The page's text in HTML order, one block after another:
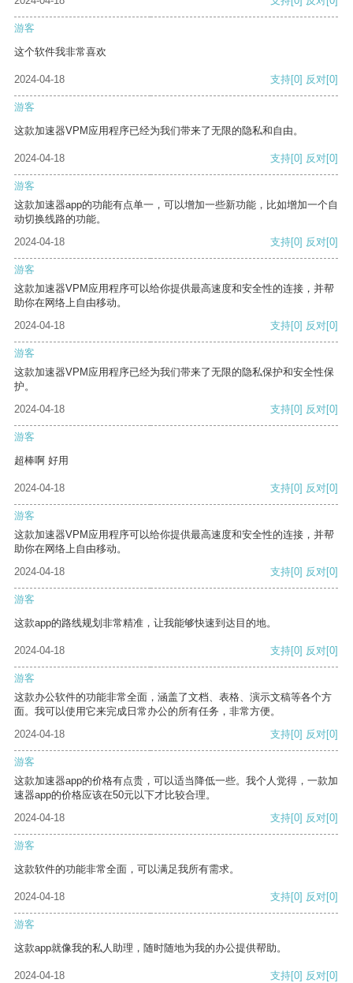
游客
这个软件我非常喜欢
2024-04-18 支持[0] 反对[0]
游客
这款加速器VPM应用程序已经为我们带来了无限的隐私和自由。
2024-04-18 支持[0] 反对[0]
游客
这款加速器app的功能有点单一，可以增加一些新功能，比如增加一个自
动切换线路的功能。
2024-04-18
支持[0] 反对[0]
游客
这款加速器VPM应用程序可以给你提供最高速度和安全性的连接，并帮
助你在网络上自由移动。
2024-04-18
支持[0] 反对[0]
游客
这款加速器VPM应用程序已经为我们带来了无限的隐私保护和安全性保
护。
2024-04-18
支持[0] 反对[0]
游客
超棒啊 好用
2024-04-18 支持[0] 反对[0]
游客
这款加速器VPM应用程序可以给你提供最高速度和安全性的连接，并帮
助你在网络上自由移动。
2024-04-18
支持[0] 反对[0]
游客
这款app的路线规划非常精准，让我能够快速到达目的地。
2024-04-18 支持[0] 反对[0]
游客
这款办公软件的功能非常全面，涵盖了文档、表格、演示文稿等各个方
面。我可以使用它来完成日常办公的所有任务，非常方便。
2024-04-18
支持[0] 反对[0]
游客
这款加速器app的价格有点贵，可以适当降低一些。我个人觉得，一款加
速器app的价格应该在50元以下才比较合理。
2024-04-18
支持[0] 反对[0]
游客
这款软件的功能非常全面，可以满足我所有需求。
2024-04-18 支持[0] 反对[0]
游客
这款app就像我的私人助理，随时随地为我的办公提供帮助。
2024-04-18 支持[0] 反对[0]